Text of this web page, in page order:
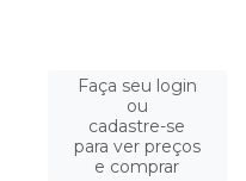
Faça seu login
ou
cadastre-se
para ver preços
e comprar